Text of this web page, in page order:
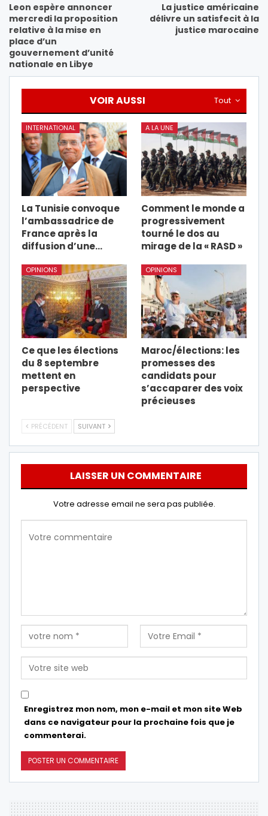
Leon espère annoncer
mercredi la proposition
relative à la mise en
place d’un
gouvernement d’unité
nationale en Libye
La justice américaine
délivre un satisfecit à la
justice marocaine
Tout
VOIR AUSSI
INTERNATIONAL
La Tunisie convoque
l’ambassadrice de
France après la
diffusion d’une…
A LA UNE
Comment le monde a
progressivement
tourné le dos au
mirage de la « RASD »
OPINIONS
Ce que les élections
du 8 septembre
mettent en
perspective
OPINIONS
Maroc/élections: les
promesses des
candidats pour
s’accaparer des voix
précieuses
PRÉCÉDENT SUIVANT
LAISSER UN COMMENTAIRE
Votre adresse email ne sera pas publiée.
Enregistrez mon nom, mon e-mail et mon site Web
dans ce navigateur pour la prochaine fois que je
commenterai.